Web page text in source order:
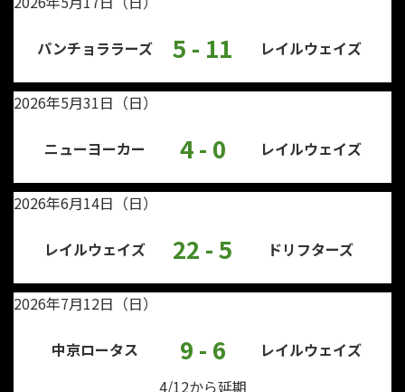
パンチョララーズ 5 - 11 レイルウェイズ
2026年5月31日（日）
ニューヨーカー 4 - 0 レイルウェイズ
2026年6月14日（日）
レイルウェイズ 22 - 5 ドリフターズ
2026年7月12日（日）
中京ロータス 9 - 6
レイルウェイズ
4/12から延期